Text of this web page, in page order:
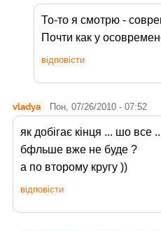
То-то я смотрю -
Почти как у
відповісти
vladya Пон, 07/26/2010 - 07:52
як добігає кінця ... шо все
бфльше вже не буде ?
а по второму кругу ))
відповісти